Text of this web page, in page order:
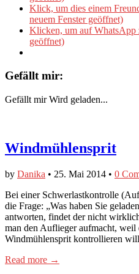
Klick, um dies einem
neuem Fenster geöffnet)
Klicken, um auf WhatsApp
geöffnet)
Gefällt mir:
Gefällt mir Wird geladen...
Windmühlensprit
by Danika • 25. Mai 2014 • 0
Bei einer Schwerlastkontrolle
die Frage: „Was haben Sie
antworten, findet der nicht
man den Auflieger aufmacht,
Windmühlensprit kontrollieren
Read more →